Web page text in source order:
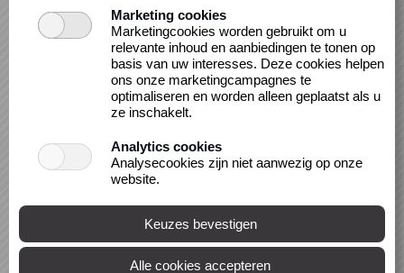
¡Ven y acompáñanos en la lectura en Español!
Estaremos leyendo una historia llena de
imaginación y juego. Podrás aprender y divertirte
con otros niños de la comunidad.
Entrada libre.
Marketing cookies
Marketingcookies worden gebruikt om u
relevante inhoud en aanbiedingen te tonen op
basis van uw interesses. Deze cookies helpen
ons onze marketingcampagnes te
optimaliseren en worden alleen geplaatst als u
ze inschakelt.
Analytics cookies
Analysecookies zijn niet aanwezig op onze
website.